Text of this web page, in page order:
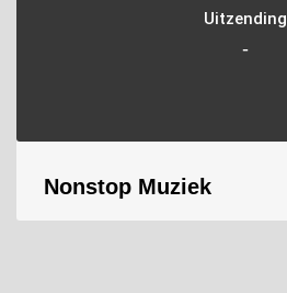
Uitzending
-
Nonstop Muziek